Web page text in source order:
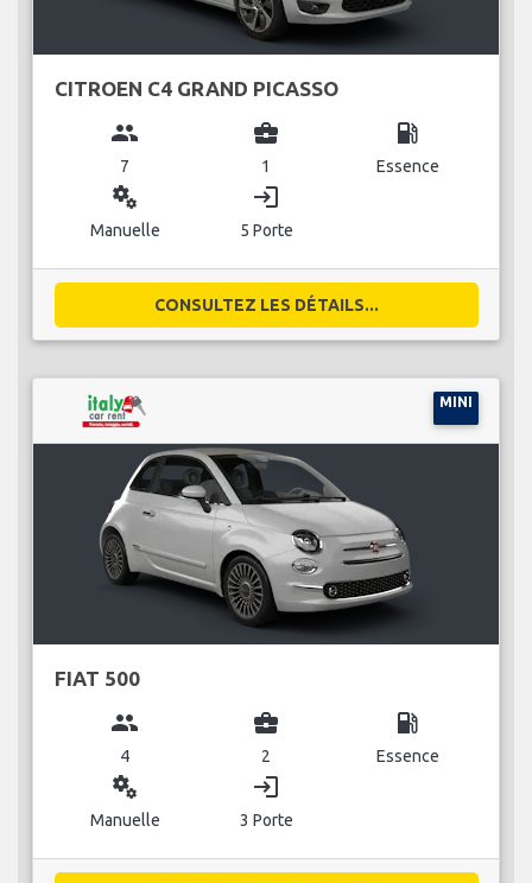
CITROEN C4 GRAND PICASSO
group
7
business_center
1
local_gas_station
Essence
miscellaneous_services
Manuelle
login
5 Porte
CONSULTEZ LES DÉTAILS...
MINI
FIAT 500
group
4
business_center
2
local_gas_station
Essence
miscellaneous_services
Manuelle
login
3 Porte